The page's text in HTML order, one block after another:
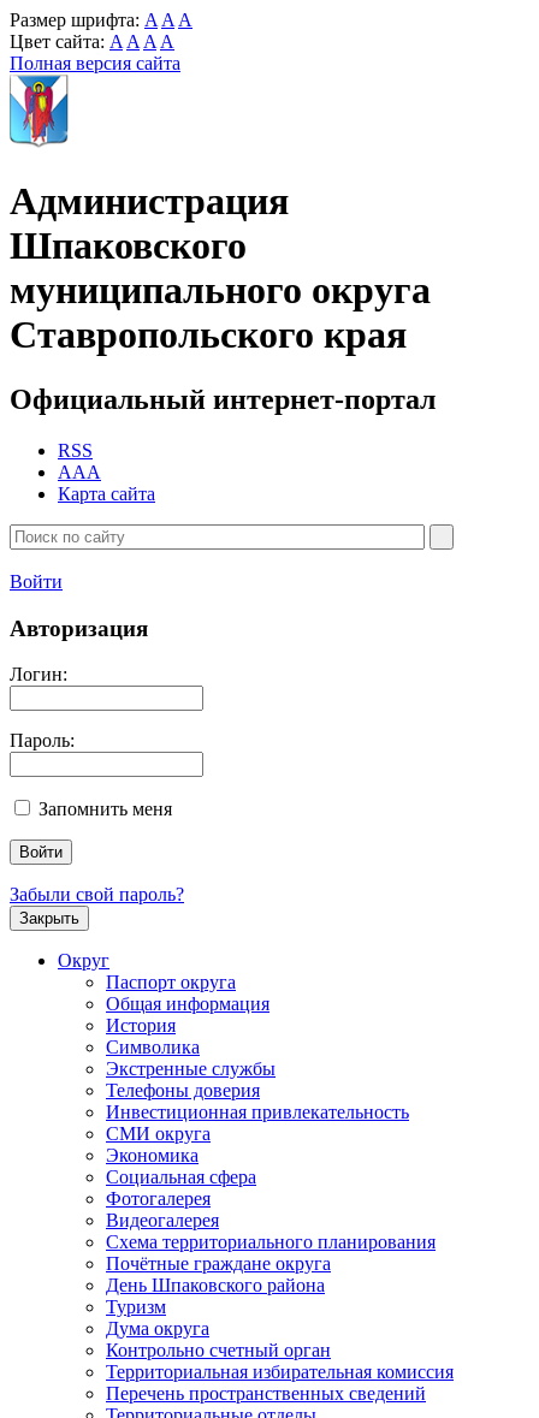
Размер шрифта: A A A
Цвет сайта: A A A A
Полная версия сайта
Администрация
Шпаковского
муниципального округа
Ставропольского края
Официальный интернет-портал
RSS
AAA
Карта сайта
Войти
Авторизация
Логин:
Пароль:
Запомнить меня
Забыли свой пароль?
Закрыть
Округ
Паспорт округа
Общая информация
История
Символика
Экстренные службы
Телефоны доверия
Инвестиционная привлекательность
СМИ округа
Экономика
Социальная сфера
Фотогалерея
Видеогалерея
Схема территориального планирования
Почётные граждане округа
День Шпаковского района
Туризм
Дума округа
Контрольно счетный орган
Территориальная избирательная комиссия
Перечень пространственных сведений